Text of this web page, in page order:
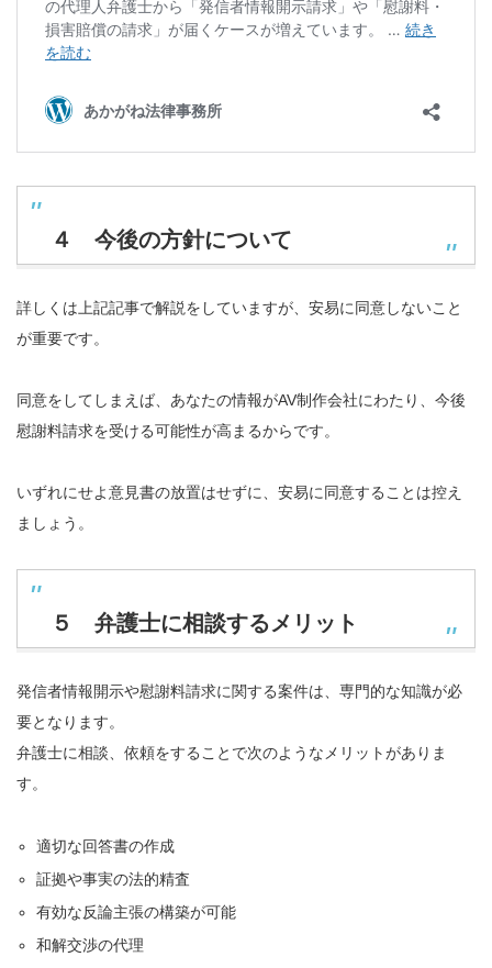
４ 今後の方針について
詳しくは上記記事で解説をしていますが、安易に同意しないこと
が重要です。
同意をしてしまえば、あなたの情報がAV制作会社にわたり、今後
慰謝料請求を受ける可能性が高まるからです。
いずれにせよ意見書の放置はせずに、安易に同意することは控え
ましょう。
５ 弁護士に相談するメリット
発信者情報開示や慰謝料請求に関する案件は、専門的な知識が必
要となります。
弁護士に相談、依頼をすることで次のようなメリットがありま
す。
適切な回答書の作成
証拠や事実の法的精査
有効な反論主張の構築が可能
和解交渉の代理